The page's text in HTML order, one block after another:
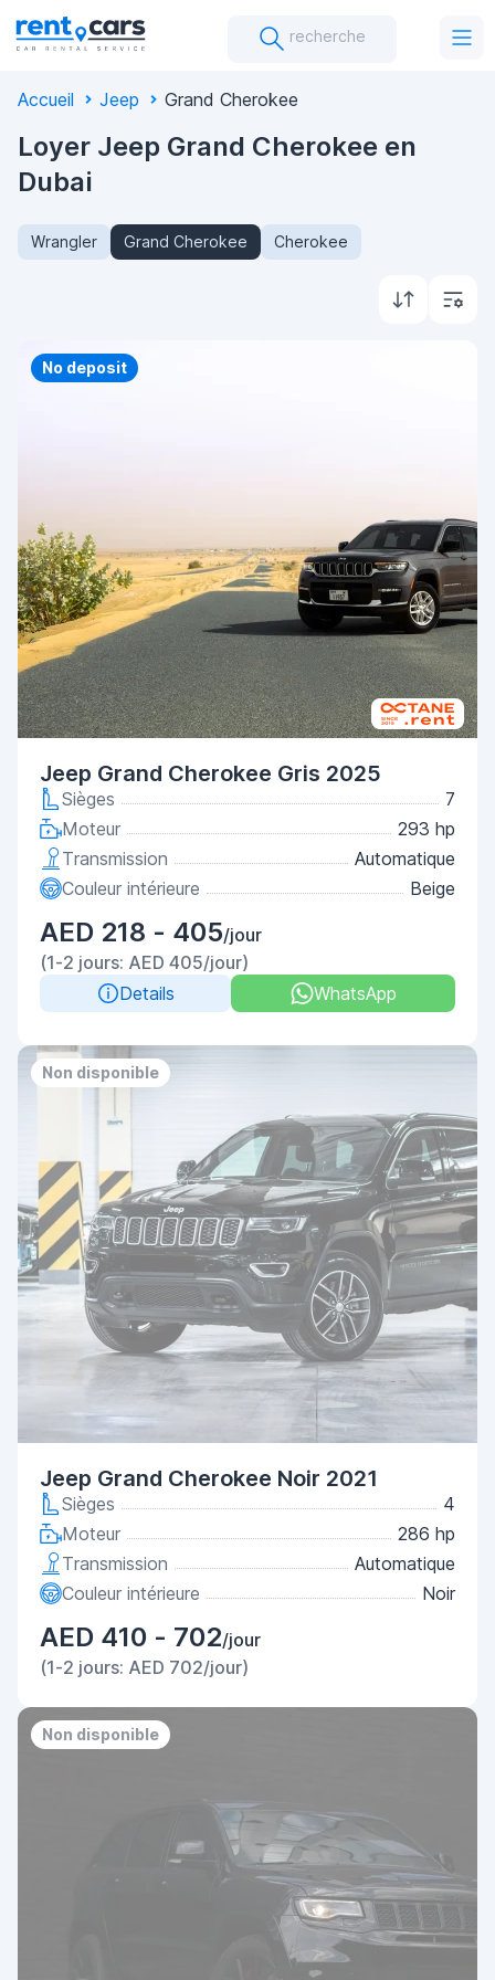
recherche
Accueil Jeep Grand Cherokee
Loyer Jeep Grand Cherokee en
Dubai
Wrangler Grand Cherokee Cherokee
Priority
No deposit
Jeep Grand Cherokee Gris 2025
Sièges
7
Moteur
293 hp
Transmission
Automatique
Couleur intérieure
Beige
AED 218 - 405/jour
(1-2 jours: AED 405/jour)
Details
WhatsApp
Non disponible
Jeep Grand Cherokee Noir 2021
Sièges
4
Moteur
286 hp
Transmission
Automatique
Couleur intérieure
Noir
AED 410 - 702/jour
(1-2 jours: AED 702/jour)
Non disponible